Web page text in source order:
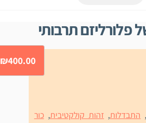
פלורליזם תרבותי
₪400.00 – לרכישה והורדה מיידית
, התבדלות, זהות קולקטיבית,כור